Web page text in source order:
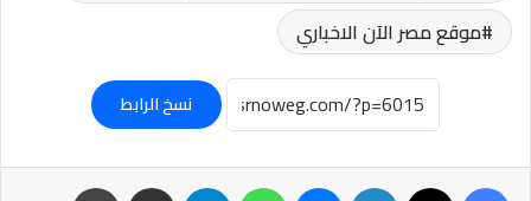
موقع مصر الآن الاخباري
نسخ الرابط
فيسبوك لينكدإن ماسنجر واتساب تيلقرام مشاركة عبر البريد